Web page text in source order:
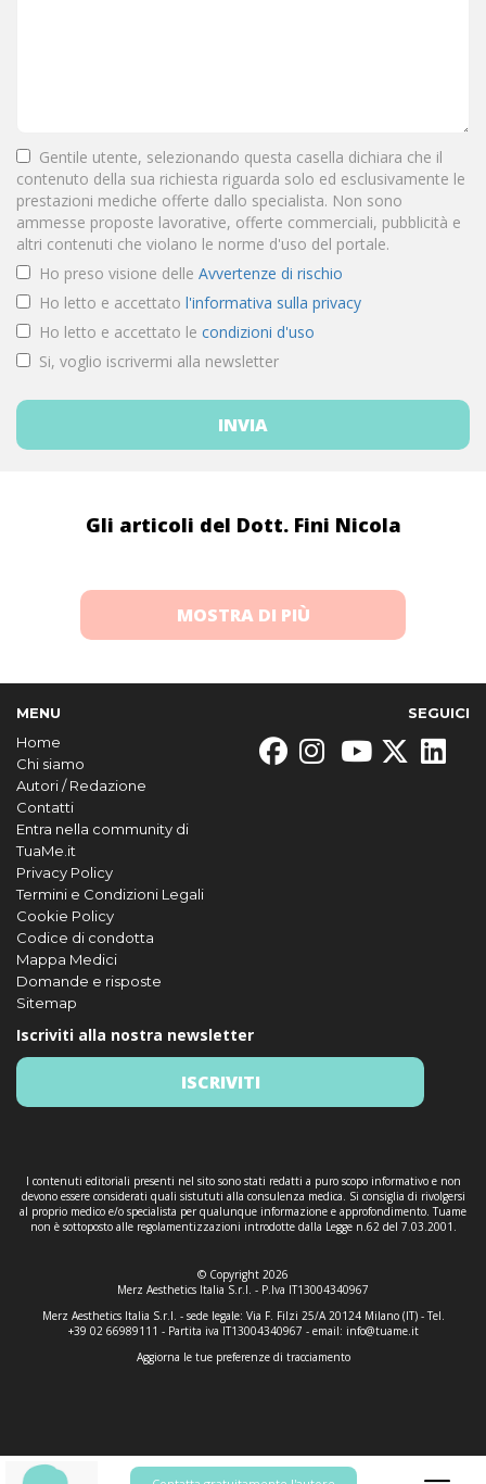
Gentile utente, selezionando questa casella dichiara che il
contenuto della sua richiesta riguarda solo ed esclusivamente le
prestazioni mediche offerte dallo specialista. Non sono
ammesse proposte lavorative, offerte commerciali, pubblicità e
altri contenuti che violano le norme d'uso del portale.
Ho preso visione delle Avvertenze di rischio
Ho letto e accettato l'informativa sulla privacy
Ho letto e accettato le condizioni d'uso
Si, voglio iscrivermi alla newsletter
Gli articoli del Dott. Fini Nicola
MOSTRA DI PIÙ
MENU
Home
Chi siamo
Autori / Redazione
Contatti
Entra nella community di
TuaMe.it
Privacy Policy
Termini e Condizioni Legali
Cookie Policy
Codice di condotta
Mappa Medici
Domande e risposte
Sitemap
SEGUICI
Iscriviti alla nostra newsletter
ISCRIVITI
I contenuti editoriali presenti nel sito sono stati redatti a puro scopo informativo e non
devono essere considerati quali sistututi alla consulenza medica. Si consiglia di rivolgersi
al proprio medico e/o specialista per qualunque informazione e approfondimento. Tuame
non è sottoposto alle regolamentizzazioni introdotte dalla Legge n.62 del 7.03.2001.
© Copyright 2026
Merz Aesthetics Italia S.r.l. - P.Iva IT13004340967
Merz Aesthetics Italia S.r.l. - sede legale: Via F. Filzi 25/A 20124 Milano (IT) - Tel.
+39 02 66989111 - Partita iva IT13004340967 - email: info@tuame.it
Aggiorna le tue preferenze di tracciamento